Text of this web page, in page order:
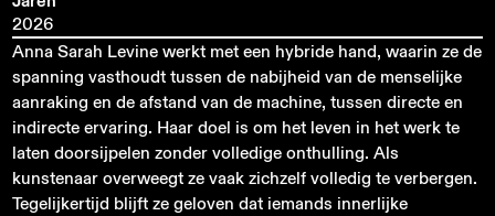
2026
Anna Sarah Levine werkt met een hybride hand, waarin ze de
spanning vasthoudt tussen de nabijheid van de menselijke
aanraking en de afstand van de machine, tussen directe en
indirecte ervaring. Haar doel is om het leven in het werk te
laten doorsijpelen zonder volledige onthulling. Als
kunstenaar overweegt ze vaak zichzelf volledig te verbergen.
Tegelijkertijd blijft ze geloven dat iemands innerlijke